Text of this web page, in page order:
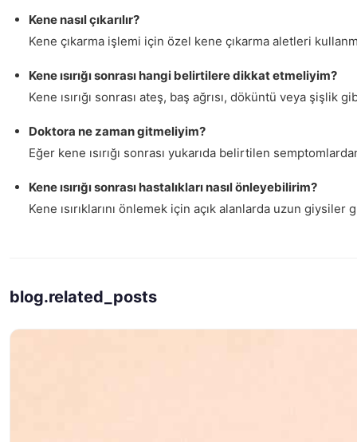
Kene nasıl çıkarılır?
Kene çıkarma işlemi için özel kene çıkarma aletleri
Kene ısırığı sonrası hangi belirtilere dikkat etmeliyim?
Kene ısırığı sonrası ateş, baş ağrısı, döküntü veya
Doktora ne zaman gitmeliyim?
Eğer kene ısırığı sonrası yukarıda belirtilen
Kene ısırığı sonrası hastalıkları nasıl önleyebilirim?
Kene ısırıklarını önlemek için açık alanlarda uzun
blog.related_posts